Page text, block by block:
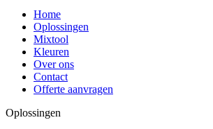
Home
Oplossingen
Mixtool
Kleuren
Over ons
Contact
Offerte aanvragen
Oplossingen